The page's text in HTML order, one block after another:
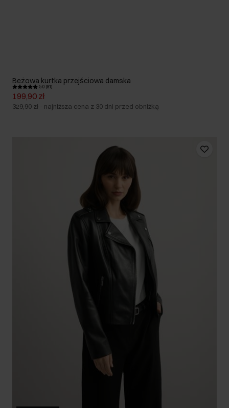
Beżowa kurtka przejściowa damska
5.0 (81)
199,90 zł
329,90 zł - najniższa cena z 30 dni przed obniżką